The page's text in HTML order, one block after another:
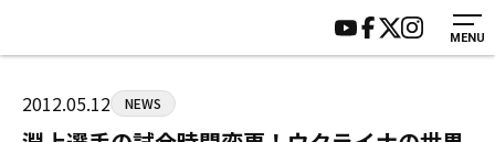
MENU
HOME
ジムについて
トレーニング
施設紹介
会員様の声
2012.05.12 NEWS